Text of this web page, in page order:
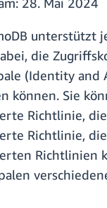
unterstützt
die
(Identity and
können. Sie
Richtlinie,
Richtlinie,
Richtlinien